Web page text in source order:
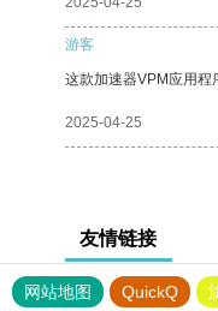
游客
这款加速器VPM应用程
2025-04-25
友情链接
网站地图 QuickQ